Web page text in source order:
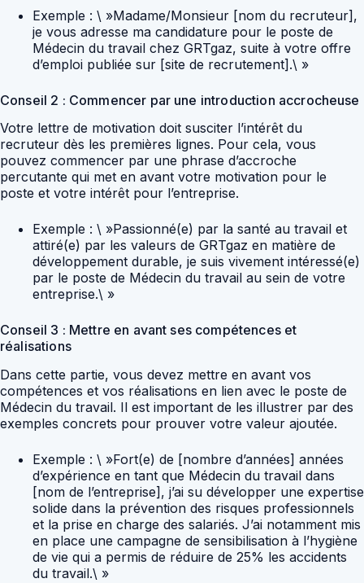
Exemple : \ »Madame/Monsieur [nom du recruteur],
je vous adresse ma candidature pour le poste de
Médecin du travail chez GRTgaz, suite à votre offre
d’emploi publiée sur [site de recrutement].\ »
Conseil 2 : Commencer par une introduction accrocheuse
Votre lettre de motivation doit susciter l’intérêt du
recruteur dès les premières lignes. Pour cela, vous
pouvez commencer par une phrase d’accroche
percutante qui met en avant votre motivation pour le
poste et votre intérêt pour l’entreprise.
Exemple : \ »Passionné(e) par la santé au travail et
attiré(e) par les valeurs de GRTgaz en matière de
développement durable, je suis vivement intéressé(e)
par le poste de Médecin du travail au sein de votre
entreprise.\ »
Conseil 3 : Mettre en avant ses compétences et
réalisations
Dans cette partie, vous devez mettre en avant vos
compétences et vos réalisations en lien avec le poste de
Médecin du travail. Il est important de les illustrer par des
exemples concrets pour prouver votre valeur ajoutée.
Exemple : \ »Fort(e) de [nombre d’années] années
d’expérience en tant que Médecin du travail dans
[nom de l’entreprise], j’ai su développer une expertise
solide dans la prévention des risques professionnels
et la prise en charge des salariés. J’ai notamment mis
en place une campagne de sensibilisation à l’hygiène
de vie qui a permis de réduire de 25% les accidents
du travail.\ »